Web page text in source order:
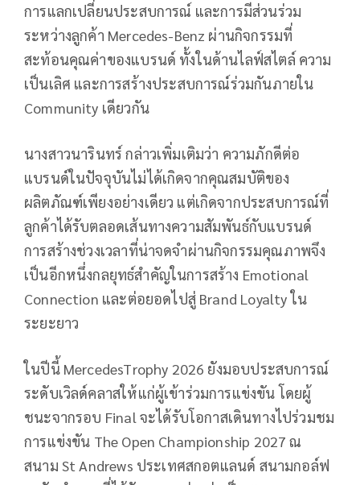
การแลกเปลี่ยนประสบการณ์ และการมีส่วนร่วม
ระหว่างลูกค้า Mercedes-Benz ผ่านกิจกรรมที่
สะท้อนคุณค่าของแบรนด์ ทั้งในด้านไลฟ์สไตล์ ความ
เป็นเลิศ และการสร้างประสบการณ์ร่วมกันภายใน
Community เดียวกัน
นางสาวนารินทร์ กล่าวเพิ่มเติมว่า ความภักดีต่อ
แบรนด์ในปัจจุบันไม่ได้เกิดจากคุณสมบัติของ
ผลิตภัณฑ์เพียงอย่างเดียว แต่เกิดจากประสบการณ์ที่
ลูกค้าได้รับตลอดเส้นทางความสัมพันธ์กับแบรนด์
การสร้างช่วงเวลาที่น่าจดจำผ่านกิจกรรมคุณภาพจึง
เป็นอีกหนึ่งกลยุทธ์สำคัญในการสร้าง Emotional
Connection และต่อยอดไปสู่ Brand Loyalty ใน
ระยะยาว
ในปีนี้ MercedesTrophy 2026 ยังมอบประสบการณ์
ระดับเวิลด์คลาสให้แก่ผู้เข้าร่วมการแข่งขัน โดยผู้
ชนะจากรอบ Final จะได้รับโอกาสเดินทางไปร่วมชม
การแข่งขัน The Open Championship 2027 ณ
สนาม St Andrews ประเทศสกอตแลนด์ สนามกอล์ฟ